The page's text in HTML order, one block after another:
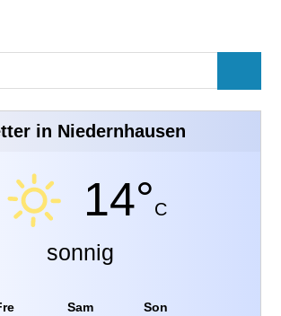
in Niedernhausen
14°C
sonnig
Sam Son